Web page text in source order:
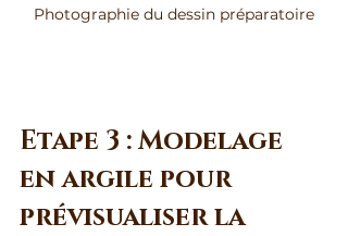
Photographie du dessin préparatoire
Etape 3 : Modelage
en argile pour
prévisualiser la